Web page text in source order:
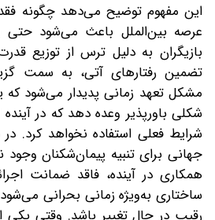
این مفهوم توضیح می‌دهد چگونه
عرصه بین‌الملل باعث می‌شود
بازیگران به دلیل ترس از توزیع
تضمین رفتارهای آتی، به سمت
مشکل تعهد زمانی پدیدار می‌شود که
شکلی باورپذیر وعده دهد که در
شرایط فعلی استفاده نخواهد
جهانی برای تنبیه پیمان‌شکنان وجود
همکاری در آینده، فاقد ضمانت
ساختاری به‌ویژه زمانی بحرانی
رقیب در حال تغییر باشد. وقتی یکی